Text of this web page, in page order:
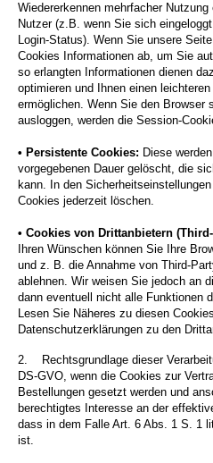
Wiedererkennen mehrfacher
Nutzer (z.B. wenn Sie sich
Login-Status). Wenn Sie unsere
Cookies Informationen ab, um Sie
so erlangten Informationen dienen
optimieren und Ihnen einen
ermöglichen. Wenn Sie den Browser
ausloggen, werden die Session-
• Persistente Cookies: Diese
vorgegebenen Dauer gelöscht, die
kann. In den
Cookies jederzeit löschen.
• Cookies von Drittanbietern
Ihren Wünschen können Sie Ihre
und z. B. die Annahme von Third-
ablehnen. Wir weisen Sie jedoch an
dann eventuell nicht alle Funktionen
Lesen Sie Näheres zu diesen
Datenschutzerklärungen zu den
2.
Rechtsgrundlage dieser
DS-GVO, wenn die Cookies zur
Bestellungen gesetzt werden und
berechtigtes Interesse an der
dass in dem Falle Art. 6 Abs. 1 S. 1
ist.